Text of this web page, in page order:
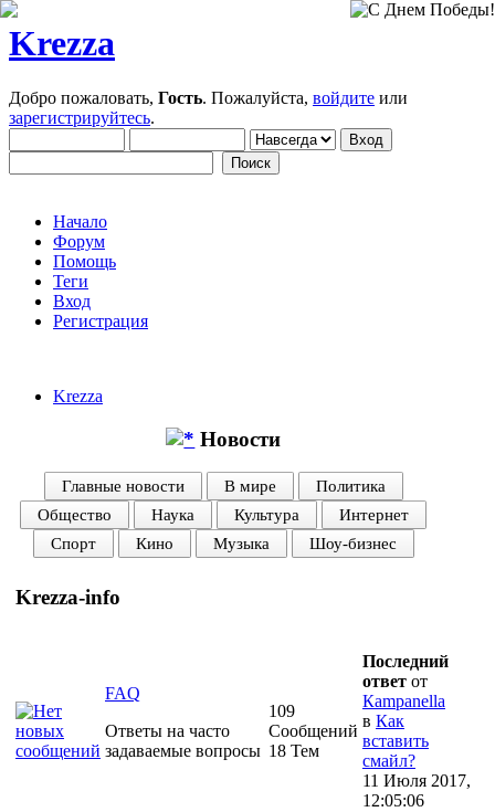
Krezza
Добро пожаловать, Гость. Пожалуйста, войдите или
зарегистрируйтесь.
Начало
Форум
Помощь
Теги
Вход
Регистрация
Krezza
Новости
Главные новости В мире
Политика
Общество
Наука Культура
Интернет
Спорт
Кино Музыка Шоу-бизнес
Krezza-info
FAQ
Ответы на часто
задаваемые вопросы
109
Сообщений
18 Тем
Последний
ответ от
Кampanella
в Как
вставить
смайл?
11 Июля 2017,
12:05:06